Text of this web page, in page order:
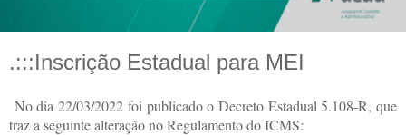
.:::Inscrição Estadual para MEI
No dia 22/03/2022 foi publicado o Decreto Estadual 5.108-R, que
traz a seguinte alteração no Regulamento do ICMS: